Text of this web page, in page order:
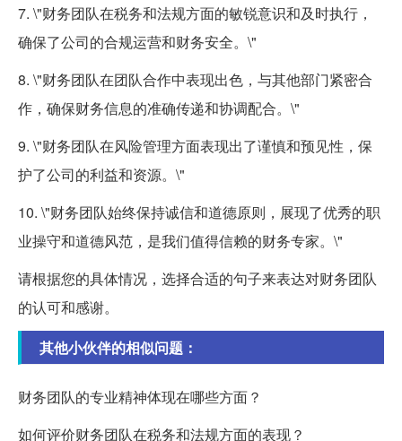
7. \"财务团队在税务和法规方面的敏锐意识和及时执行，
确保了公司的合规运营和财务安全。\"
8. \"财务团队在团队合作中表现出色，与其他部门紧密合
作，确保财务信息的准确传递和协调配合。\"
9. \"财务团队在风险管理方面表现出了谨慎和预见性，保
护了公司的利益和资源。\"
10. \"财务团队始终保持诚信和道德原则，展现了优秀的职
业操守和道德风范，是我们值得信赖的财务专家。\"
请根据您的具体情况，选择合适的句子来表达对财务团队
的认可和感谢。
其他小伙伴的相似问题：
财务团队的专业精神体现在哪些方面？
如何评价财务团队在税务和法规方面的表现？